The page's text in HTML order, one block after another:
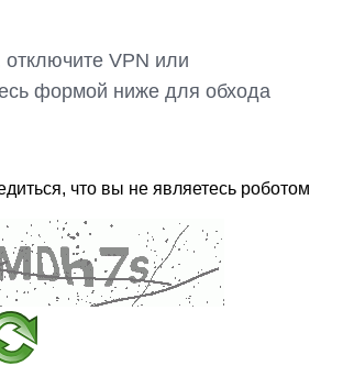
VPN или
формой ниже для обхода
что вы не являетесь роботом